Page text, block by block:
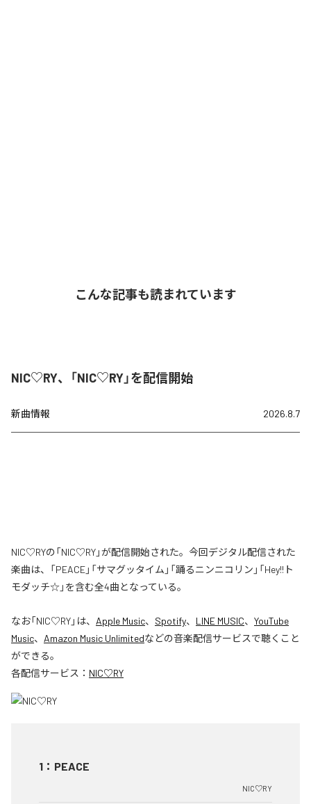
こんな記事も読まれています
NIC♡RY、「NIC♡RY」を配信開始
新曲情報 2026.8.7
NIC♡RYの「NIC♡RY」が配信開始された。今回デジタル配信された
楽曲は、「PEACE」「サマグッタイム」「踊るニンニコリン」「Hey!!ト
モダッチ☆」を含む全4曲となっている。
なお「NIC♡RY」は、 Apple Music、 Spotify、 LINE MUSIC、 YouTube
Music、 Amazon Music Unlimitedなどの音楽配信サービスで聴くこと
ができる。
各配信サービス： NIC♡RY
1 ： PEACE
NIC♡RY